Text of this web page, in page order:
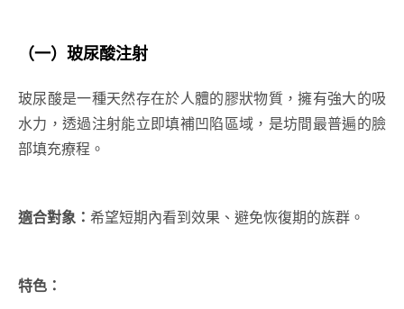
（一） 玻尿酸注射
玻尿酸是一種天然存在於人體的膠狀物質，擁有強大的吸
水力，透過注射能立即填補凹陷區域，是坊間最普遍的臉
部填充療程。
適合對象： 希望短期內看到效果、避免恢復期的族群。
特色：